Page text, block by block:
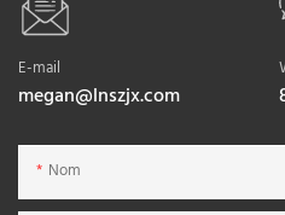
E-mail
megan@lnszjx.com
Nom